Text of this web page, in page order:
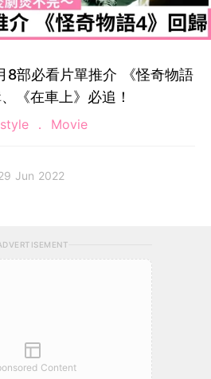
8部必看片單推介 《怪奇物語
《在車上》必追！
Movie
Jun 2022
Content